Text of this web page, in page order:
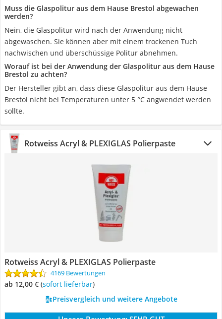
Muss die Glaspolitur aus dem Hause Brestol abgewachen
werden?
Nein, die Glaspolitur wird nach der Anwendung nicht
abgewaschen. Sie können aber mit einem trockenen Tuch
nachwischen und überschüssige Politur abnehmen.
Worauf ist bei der Anwendung der Glaspolitur aus dem Hause
Brestol zu achten?
Der Hersteller gibt an, dass diese Glaspolitur aus dem Hause
Brestol nicht bei Temperaturen unter 5 °C angwendet werden
sollte.
Rotweiss Acryl & PLEXIGLAS Polierpaste
Rotweiss Acryl & PLEXIGLAS Polierpaste
4169 Bewertungen
ab 12,00 € ( Sofort lieferbar)
Preisvergleich und weitere Angebote